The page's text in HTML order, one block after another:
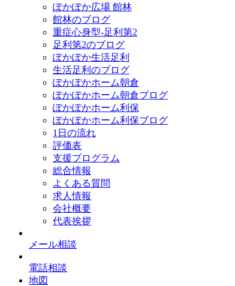
ぽかぽか広場 館林
館林のブログ
重症心身型-足利第2
足利第2のブログ
ぽかぽか生活足利
生活足利のブログ
ぽかぽかホーム朝倉
ぽかぽかホーム朝倉ブログ
ぽかぽかホーム利保
ぽかぽかホーム利保ブログ
1日の流れ
評価表
支援プログラム
総合情報
よくある質問
求人情報
会社概要
代表挨拶
メール相談
電話相談
地図